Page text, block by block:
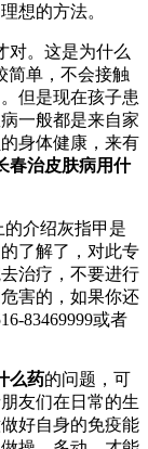
想的方法。
对。这是为什么
简单，不会接触
但是现在孩子患
一般都是来自家
身体健康，来有
春治皮肤病用什
介绍灰指甲是
了解了，对此专
治疗，不要进行
害的，如果你还
83469999或者
么药的问题，可
友们在日常的生
好自身的免疫能